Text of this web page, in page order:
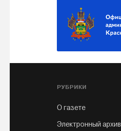
РУБРИКИ
О газете
Электронный архив